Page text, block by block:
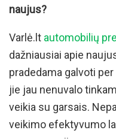
naujus?
Varlė.lt automobilių
dažniausiai apie
pradedama galvoti per
jie jau nenuvalo
veikia su garsais.
veikimo efektyvumo